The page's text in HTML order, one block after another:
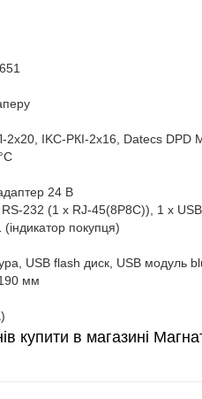
2x20, IKC-РКІ-2х16, Datecs DPD
24 В
232 (1 x RJ-45(8P8C)), 1 x
покупця)
USB flash диск, USB модуль
мм
купити в магазині